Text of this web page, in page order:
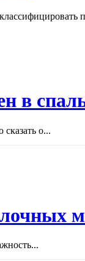
в
о...